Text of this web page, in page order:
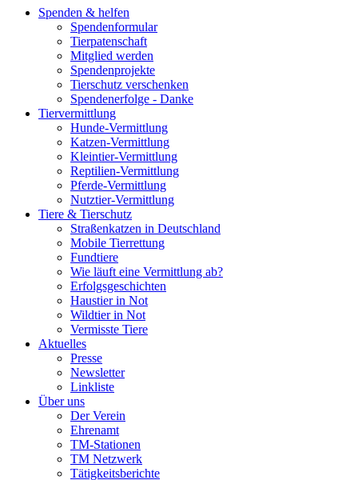
Spenden & helfen
Spendenformular
Tierpatenschaft
Mitglied werden
Spendenprojekte
Tierschutz verschenken
Spendenerfolge - Danke
Tiervermittlung
Hunde-Vermittlung
Katzen-Vermittlung
Kleintier-Vermittlung
Reptilien-Vermittlung
Pferde-Vermittlung
Nutztier-Vermittlung
Tiere & Tierschutz
Straßenkatzen in Deutschland
Mobile Tierrettung
Fundtiere
Wie läuft eine Vermittlung ab?
Erfolgsgeschichten
Haustier in Not
Wildtier in Not
Vermisste Tiere
Aktuelles
Presse
Newsletter
Linkliste
Über uns
Der Verein
Ehrenamt
TM-Stationen
TM Netzwerk
Tätigkeitsberichte